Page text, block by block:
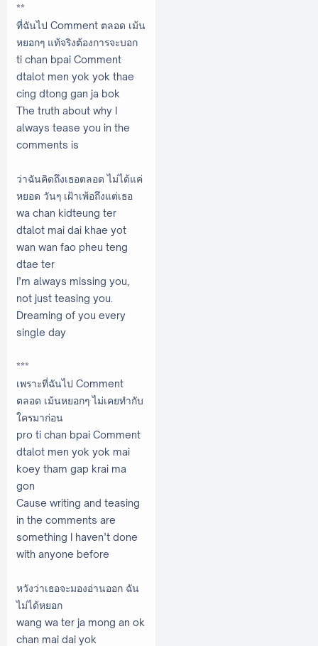
**
ที่ฉันไป Comment ตลอด เม้น
หยอกๆ แท้จริงต้องการจะบอก
ti chan bpai Comment
dtalot men yok yok thae
cing dtong gan ja bok
The truth about why I
always tease you in the
comments is
ว่าฉันคิดถึงเธอตลอด ไม่ได้แค่
หยอด วันๆ เฝ้าเพ้อถึงแต่เธอ
wa chan kidteung ter
dtalot mai dai khae yot
wan wan fao pheu teng
dtae ter
I’m always missing you,
not just teasing you.
Dreaming of you every
single day
***
เพราะที่ฉันไป Comment
ตลอด เม้นหยอกๆ ไม่เคยทำกับ
ใครมาก่อน
pro ti chan bpai Comment
dtalot men yok yok mai
koey tham gap krai ma
gon
Cause writing and teasing
in the comments are
something I haven’t done
with anyone before
หวังว่าเธอจะมองอ่านออก ฉัน
ไม่ได้หยอก
wang wa ter ja mong an ok
chan mai dai yok